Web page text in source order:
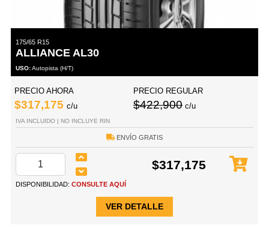
175/65 R15
ALLIANCE AL30
USO:Autopista (H/T)
PRECIO AHORA
$317,175 c/u
PRECIO REGULAR
$422,900 c/u
IVA INCLUIDO | NO INCLUYE RIN
ENVÍO GRATIS
$317,175
DISPONIBILIDAD: CONSULTE AQUÍ
VER DETALLE